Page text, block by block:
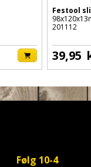
Festool
201112
39,95
Følg 10-4